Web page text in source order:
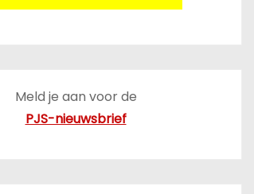
Meld je aan voor de
PJS-nieuwsbrief